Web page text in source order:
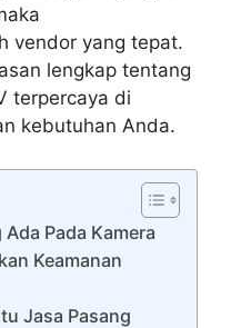
vendor yang tepat.
lengkap tentang
terpercaya di
kebutuhan Anda.
Pada Kamera
Keamanan
Jasa Pasang